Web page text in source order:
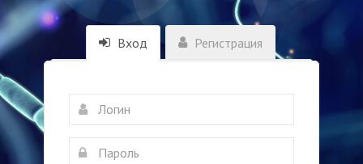
Вход Регистрация